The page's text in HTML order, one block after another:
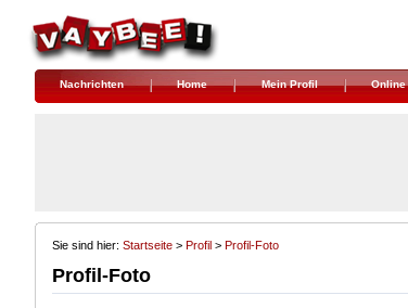
Nachrichten Home Mein Profil Online
Sie sind hier: Startseite > Profil > Profil-Foto
Profil-Foto